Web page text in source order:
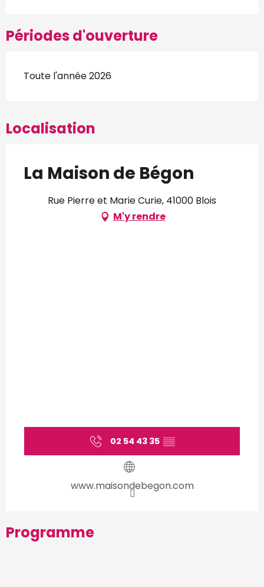
Périodes d'ouverture
Toute l'année 2026
Localisation
La Maison de Bégon
Rue Pierre et Marie Curie, 41000 Blois
M'y rendre
02 54 43 35 ▒▒
www.maisondebegon.com
Programme